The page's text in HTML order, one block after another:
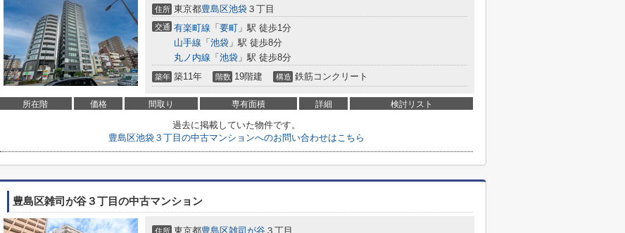
住所 東京都豊島区池袋 ３丁目
交通 有楽町線 「 要町 」駅 徒歩1分
山手線 「 池袋 」駅 徒歩8分
丸ノ内線 「 池袋 」駅 徒歩8分
築年 築11年 階数 19階建 構造 鉄筋コンクリート
所在階 価格 間取り 専有面積 詳細 検討リスト
過去に掲載していた物件です。
豊島区池袋３丁目の中古マンションへのお問い合わせはこちら
豊島区雑司が谷３丁目の中古マンション
住所 東京都豊島区雑司が谷 ３丁目